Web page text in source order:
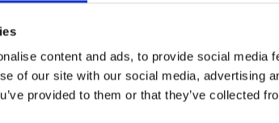
content and ads, to provide social media
of our site with our social media, advertising
provided to them or that they’ve collected
della FCA è stata concordata con il
19, Domenico Arcuri.
it-it/corporate-communications/press/
serra-le-attivit-per-produrre-le-